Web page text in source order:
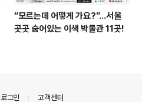
“모르는데 어떻게 가요?”...서울
곳곳 숨어있는 이색 박물관 11곳!
로그인 고객센터